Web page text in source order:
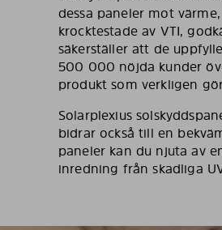
dessa paneler mot
krocktestade av VTI,
säkerställer att de
500 000 nöjda kunder
produkt som verkligen
Solarplexius
bidrar också till en
paneler kan du njuta av
inredning från skadliga